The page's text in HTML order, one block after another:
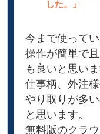
した。」
今まで使って
操作が簡単で
も良いと思いま
仕事柄、外注
やり取りが多
と思います。
無料版のクラ